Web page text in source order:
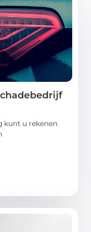
kunt u rekenen